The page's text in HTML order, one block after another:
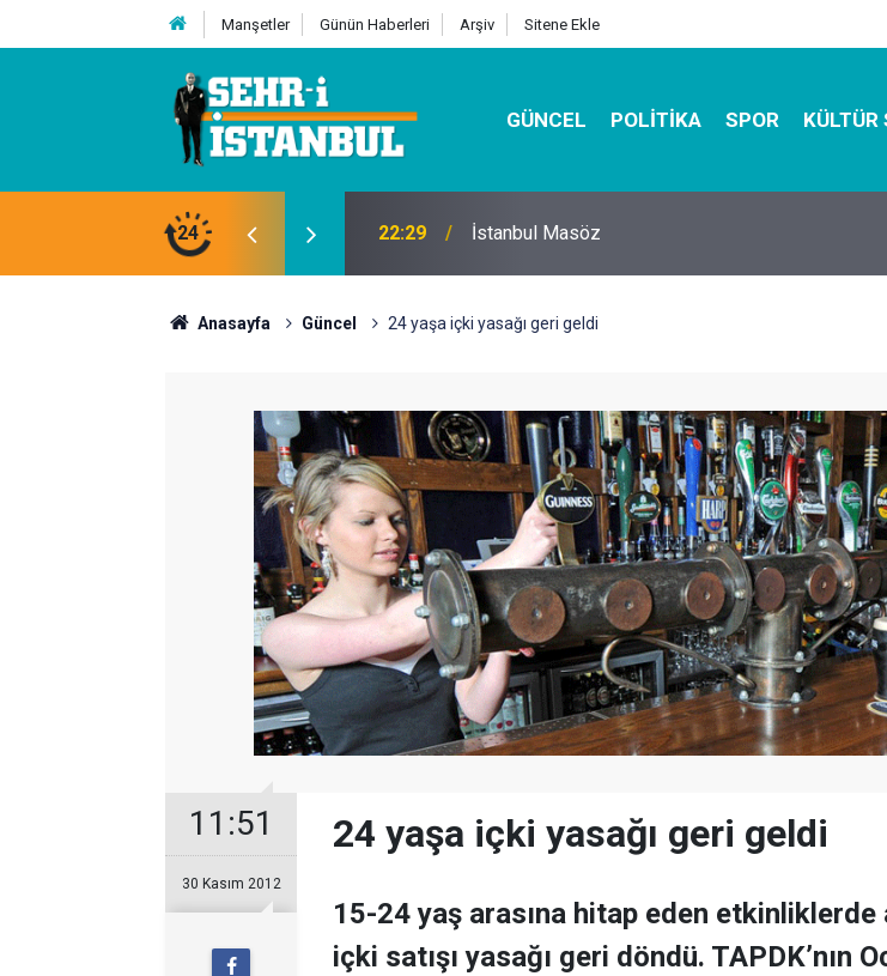
Manşetler Günün Haberleri Arşiv Sitene Ekle
GÜNCEL POLITIKA SPOR KÜLTÜR
24 07:32 Kutu Sihirbazı ile Estetik, Dayanıklı ve Çevre
Anasayfa Güncel 24 yaşa içki yasağı geri geldi
11:51
30 Kasım 2012
24 yaşa içki yasağı geri geldi
15-24 yaş arasına hitap eden etkinliklerde
içki satışı yasağı geri döndü. TAPDK’nın